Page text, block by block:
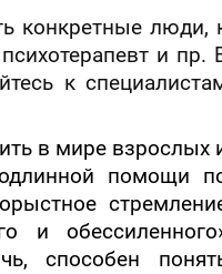
конкретные люди,
и пр.
к
в мире взрослых
помощи
и
способен